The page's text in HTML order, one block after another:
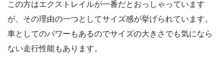
この方はエクストレイルが一番だとおっしゃっています
が、その理由の一つとしてサイズ感が挙げられています。
車としてのパワーもあるのでサイズの大きさでも気になら
ない走行性能もあります。